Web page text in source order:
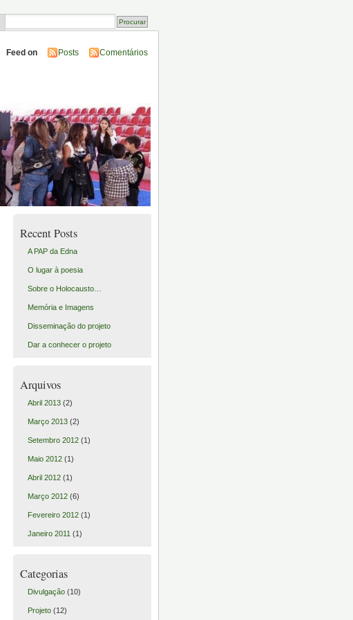
Feed on Posts Comentários
Recent Posts
A PAP da Edna
O lugar à poesia
Sobre o Holocausto…
Memória e Imagens
Disseminação do projeto
Dar a conhecer o projeto
Arquivos
Abril 2013(2)
Março 2013(2)
Setembro 2012(1)
Maio 2012(1)
Abril 2012(1)
Março 2012(6)
Fevereiro 2012(1)
Janeiro 2011 (1)
Categorias
Divulgação(10)
Projeto(12)